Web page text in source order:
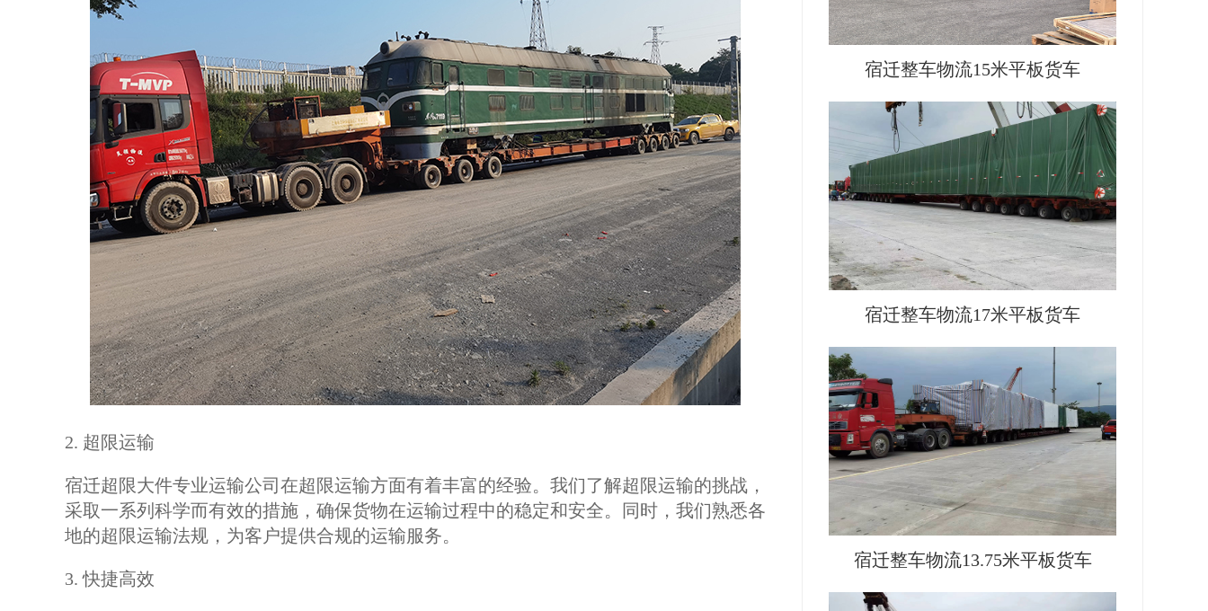
2. 超限运输
宿迁超限大件专业运输公司在超限运输方面有着丰富的经验。我们了解超限运输的挑战，
采取一系列科学而有效的措施，确保货物在运输过程中的稳定和安全。同时，我们熟悉各
地的超限运输法规，为客户提供合规的运输服务。
3. 快捷高效
宿迁整车物流15米平板货车
宿迁整车物流17米平板货车
宿迁整车物流13.75米平板货车